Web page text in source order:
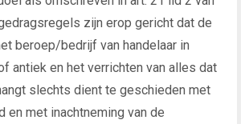
zijn erop gericht dat de
beroep/bedrijf van handelaar in
antiek en het verrichten van alles dat
slechts dient te geschieden met
en met inachtneming van de